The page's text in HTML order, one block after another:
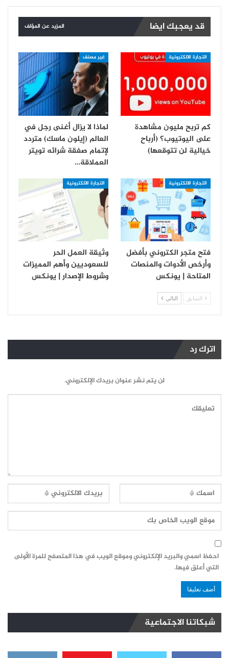
قد يعجبك ايضا المزيد عن المؤلف
التجارة الالكترونية
كم تربح مليون مشاهدة
على اليوتيوب؟ (أرباح
خيالية لن تتوقعها)
غير مصنف
لماذا لا يزال أغنى رجل في
العالم (إيلون ماسك) متردد
لإتمام صفقة شرائه تويتر
العملاقة…
التجارة الالكترونية
فتح متجر الكتروني بأفضل
وأرخص الأدوات والمنصات
المتاحة | يونكس
التجارة الالكترونية
وثيقة العمل الحر
للسعوديين وأهم المميزات
وشروط الإصدار | يونكس
السابق التالي
اترك رد
لن يتم نشر عنوان بريدك الإلكتروني.
احفظ اسمي والبريد الإلكتروني وموقع الويب في هذا المتصفح للمرة الأولى
التي أعلق فيها.
شبكاتنا الاجتماعية